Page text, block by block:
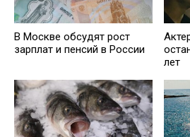
В Москве обсудят рост
зарплат и пенсий в России
лет